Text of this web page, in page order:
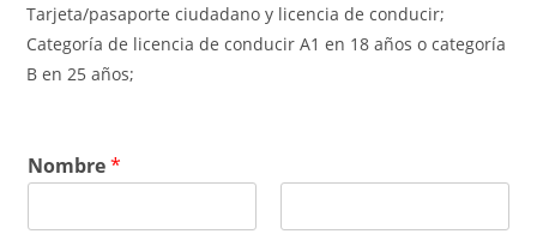
Tarjeta/pasaporte ciudadano y licencia de conducir;
Categoría de licencia de conducir A1 en 18 años o categoría
B en 25 años;
Nombre*